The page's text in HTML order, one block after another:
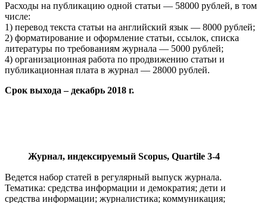
Расходы на публикацию одной статьи — 58000 рублей, в том
числе:
1) перевод текста статьи на английский язык — 8000 рублей;
2) форматирование и оформление статьи, ссылок, списка
литературы по требованиям журнала — 5000 рублей;
4) организационная работа по продвижению статьи и
публикационная плата в журнал — 28000 рублей.
Срок выхода – декабрь 2018 г.
Журнал, индексируемый Scopus, Quartile 3-4
Ведется набор статей в регулярный выпуск журнала.
Тематика: средства информации и демократия; дети и
средства информации; журналистика; коммуникация;